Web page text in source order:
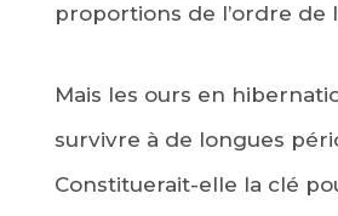
proportions de l’ordre de
Mais les ours en
survivre à de longues
Constituerait-elle la clé